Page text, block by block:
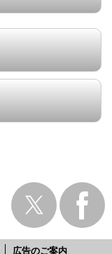
広告のご案内